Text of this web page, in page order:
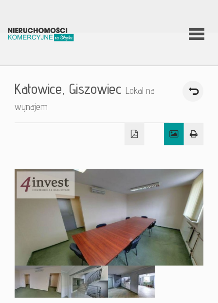
O firmie
robimy?
Kontakt
Katowice, Giszowiec Lokal na
wynajem